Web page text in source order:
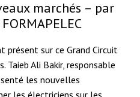
marchés – par
sur ce Grand Circuit
Taieb Ali Bakir, responsable
les nouvelles
les électriciens sur les